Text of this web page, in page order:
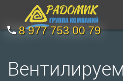
8 977 753 00 79